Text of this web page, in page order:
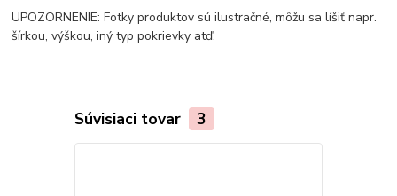
UPOZORNENIE: Fotky produktov sú ilustračné, môžu sa líšiť napr.
šírkou, výškou, iný typ pokrievky atď.
Súvisiaci tovar 3